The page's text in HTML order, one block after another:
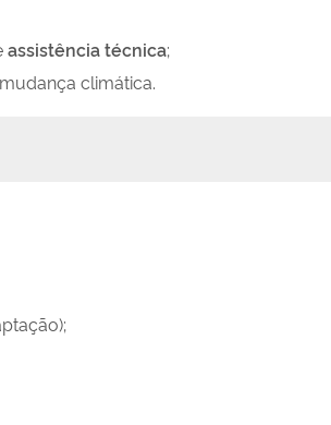
assistência técnica;
climática.